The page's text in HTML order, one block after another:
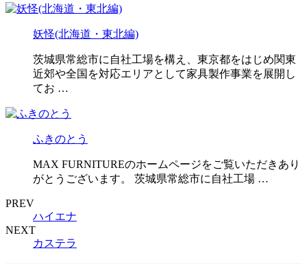
妖怪(北海道・東北編)
茨城県常総市に自社工場を構え、東京都をはじめ関東
近郊や全国を対応エリアとして家具製作事業を展開し
てお …
ふきのとう
MAX FURNITUREのホームページをご覧いただきあり
がとうございます。 茨城県常総市に自社工場 …
PREV
ハイエナ
NEXT
カステラ